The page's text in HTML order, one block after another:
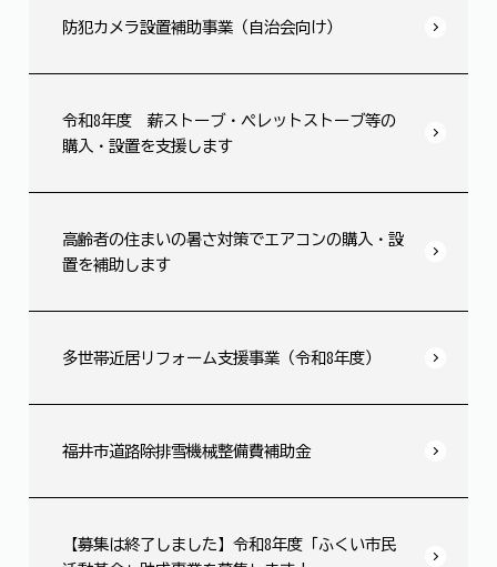
防犯カメラ設置補助事業（自治会向け）
令和8年度 薪ストーブ・ペレットストーブ等の
購入・設置を支援します
高齢者の住まいの暑さ対策でエアコンの購入・設
置を補助します
多世帯近居リフォーム支援事業（令和8年度）
福井市道路除排雪機械整備費補助金
【募集は終了しました】令和8年度「ふくい市民